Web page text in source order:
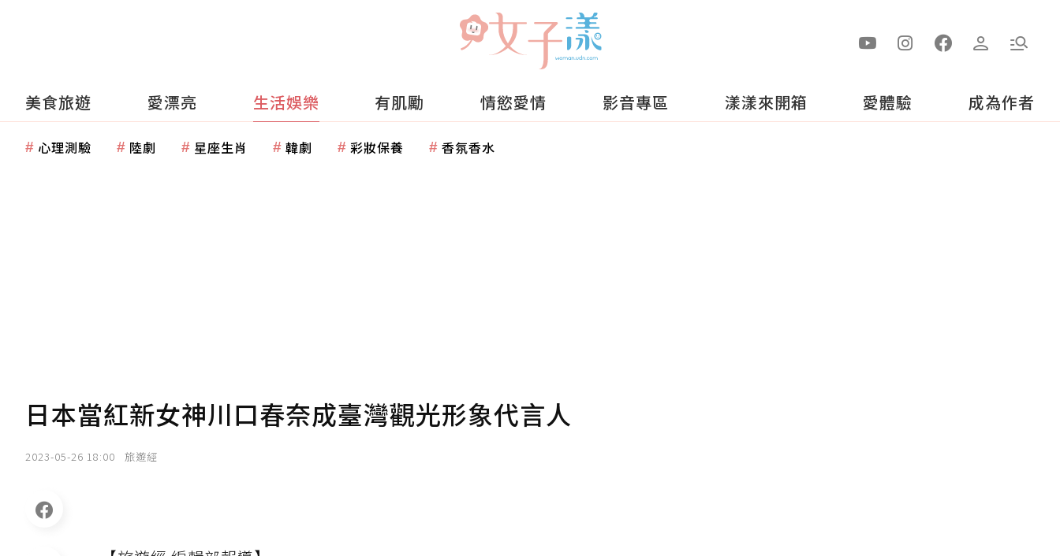
美食旅遊 愛漂亮 生活娛樂 有肌勵 情慾愛情 影音專區 漾漾來開箱 愛體驗 成為作者
心理測驗 陸劇 星座生肖 韓劇 彩妝保養 香氛香水
日本當紅新女神川口春奈成臺灣觀光形象代言人
2023-05-26 18:00 旅遊經